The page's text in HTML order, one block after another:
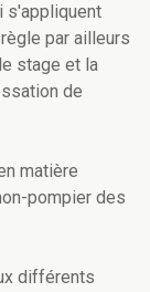
s'appliquent
par ailleurs
stage et la
de
matière
pompier des
différents